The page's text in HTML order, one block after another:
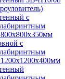
с
с